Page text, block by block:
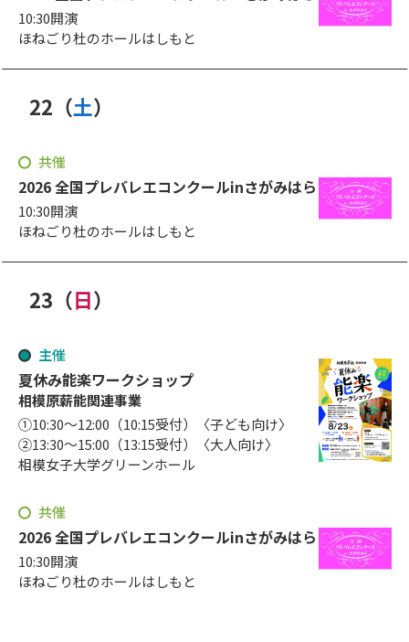
10:30開演
ほねごり杜のホールはしもと
22 （土）
共催
2026 全国プレバレエコンクールinさがみはら
10:30開演
ほねごり杜のホールはしもと
23 （日）
主催
夏休み能楽ワークショップ
相模原薪能関連事業
①10:30～12:00（10:15受付）〈子ども向け〉
②13:30～15:00（13:15受付）〈大人向け〉
相模女子大学グリーンホール
共催
2026 全国プレバレエコンクールinさがみはら
10:30開演
ほねごり杜のホールはしもと